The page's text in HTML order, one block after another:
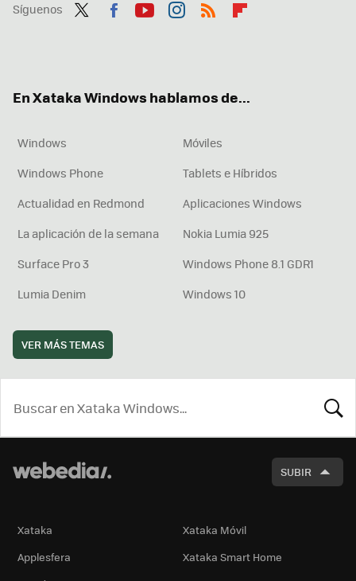
Síguenos
En Xataka Windows hablamos de...
Windows
Móviles
Windows Phone
Tablets e Híbridos
Actualidad en Redmond
Aplicaciones Windows
La aplicación de la semana
Nokia Lumia 925
Surface Pro 3
Windows Phone 8.1 GDR1
Lumia Denim
Windows 10
VER MÁS TEMAS
SUBIR
Xataka
Xataka Móvil
Applesfera
Xataka Smart Home